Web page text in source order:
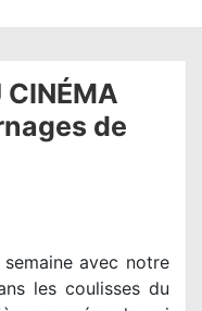
CINÉMA
de
avec notre
les coulisses du